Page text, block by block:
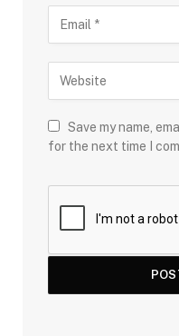
Save my name,
for the next time I